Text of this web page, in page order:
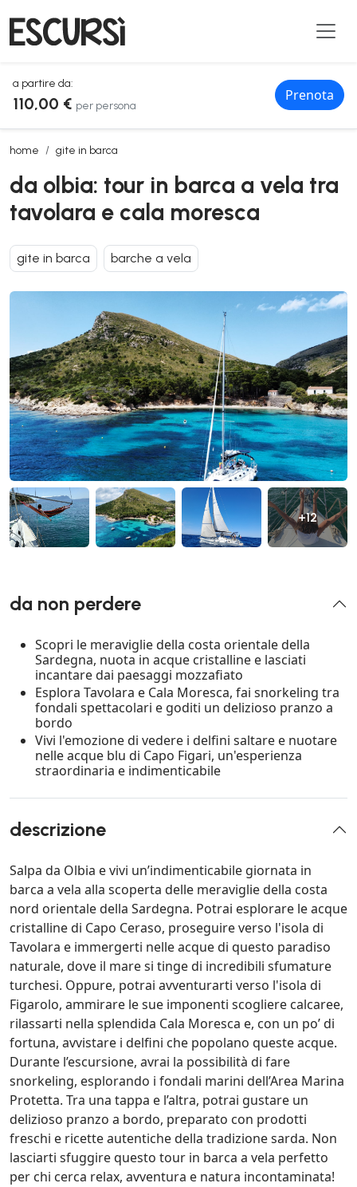
a partire da:
110,00 € per persona
Prenota
home gite in barca
da olbia: tour in barca a vela tra tavolara e cala moresca
da olbia: tour in barca a vela tra
tavolara e cala moresca
gite in barca barche a vela
+12
da non perdere
Scopri le meraviglie della costa orientale della
Sardegna, nuota in acque cristalline e lasciati
incantare dai paesaggi mozzafiato
Esplora Tavolara e Cala Moresca, fai snorkeling tra
fondali spettacolari e goditi un delizioso pranzo a
bordo
Vivi l'emozione di vedere i delfini saltare e nuotare
nelle acque blu di Capo Figari, un'esperienza
straordinaria e indimenticabile
descrizione
Salpa da Olbia e vivi un’indimenticabile giornata in
barca a vela alla scoperta delle meraviglie della costa
nord orientale della Sardegna. Potrai esplorare le acque
cristalline di Capo Ceraso, proseguire verso l'isola di
Tavolara e immergerti nelle acque di questo paradiso
naturale, dove il mare si tinge di incredibili sfumature
turchesi. Oppure, potrai avventurarti verso l'isola di
Figarolo, ammirare le sue imponenti scogliere calcaree,
rilassarti nella splendida Cala Moresca e, con un po’ di
fortuna, avvistare i delfini che popolano queste acque.
Durante l’escursione, avrai la possibilità di fare
snorkeling, esplorando i fondali marini dell’Area Marina
Protetta. Tra una tappa e l’altra, potrai gustare un
delizioso pranzo a bordo, preparato con prodotti
freschi e ricette autentiche della tradizione sarda. Non
lasciarti sfuggire questo tour in barca a vela perfetto
per chi cerca relax, avventura e natura incontaminata!